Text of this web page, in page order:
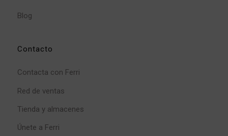
Blog
Contacto
Contacta con Ferri
Red de ventas
Tienda y almacenes
Únete a Ferri